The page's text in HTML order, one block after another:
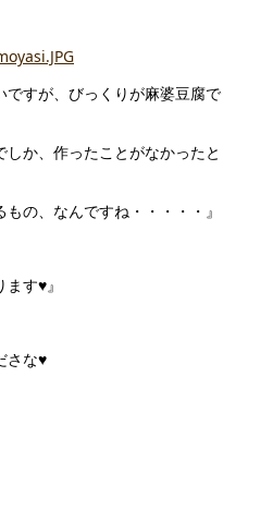
ですが、びっくりが麻婆豆腐で
か、作ったことがなかったと
の、なんですね・・・・・』
す♥』
さな♥